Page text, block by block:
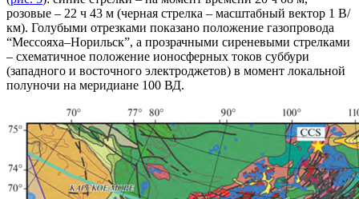
розовые – 22 ч 43 м (черная стрелка – масштабный вектор 1 В/
км). Голубыми отрезками показано положение газопровода
“Мессояха–Норильск”, а прозрачными сиреневыми стрелками
– схематичное положение ионосферных токов суббури
(западного и восточного электроджетов) в момент локальной
полуночи на меридиане 100 ВД.